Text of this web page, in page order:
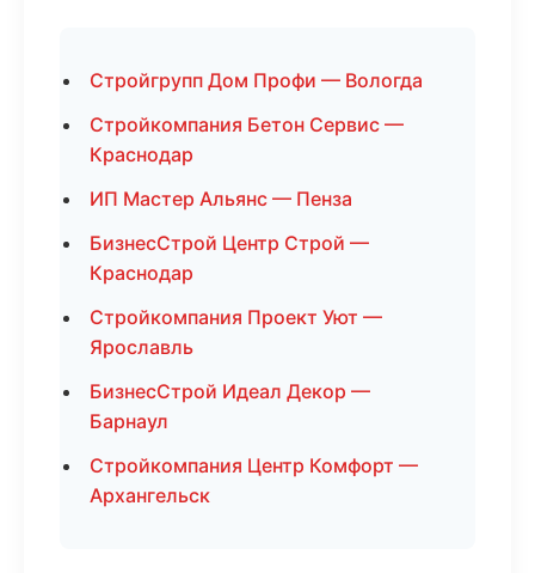
Стройгрупп Дом Профи — Вологда
Стройкомпания Бетон Сервис —
Краснодар
ИП Мастер Альянс — Пенза
БизнесСтрой Центр Строй —
Краснодар
Стройкомпания Проект Уют —
Ярославль
БизнесСтрой Идеал Декор —
Барнаул
Стройкомпания Центр Комфорт —
Архангельск